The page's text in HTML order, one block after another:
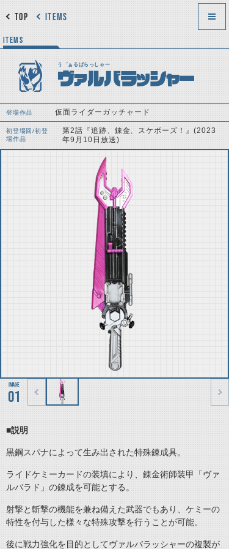
ITEMS
TOP
ITEMS
う゛ぁるばらっしゃー
ヴァルバラッシャー
登場作品 仮面ライダーガッチャード
初登場回/初登
場作品
第2話『追跡、錬金、スケボーズ！』(2023
年9月10日放送)
01
■説明
黒鋼スパナによって生み出された特殊錬成具。
ライドケミーカードの装填により、錬金術師装甲「ヴァ
ルバラド」の錬成を可能とする。
射撃と斬撃の機能を兼ね備えた武器でもあり、ケミーの
特性を付与した様々な特殊攻撃を行うことが可能。
後に戦力強化を目的としてヴァルバラッシャーの複製が